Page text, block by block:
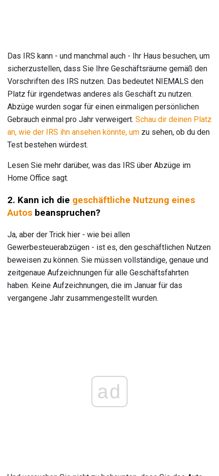
Das IRS kann - und manchmal auch - Ihr Haus besuchen, um
sicherzustellen, dass Sie Ihre Geschäftsräume gemäß den
Vorschriften des IRS nutzen. Das bedeutet NIEMALS den
Platz für irgendetwas anderes als Geschäft zu nutzen.
Abzüge wurden sogar für einen einmaligen persönlichen
Gebrauch einmal pro Jahr verweigert. Schau dir deinen Platz
an, wie der IRS ihn ansehen könnte, um zu sehen, ob du den
Test bestehen würdest.
Lesen Sie mehr darüber, was das IRS über Abzüge im
Home Office sagt.
2. Kann ich die geschäftliche Nutzung eines
Autos beanspruchen?
Ja, aber der Trick hier - wie bei allen
Gewerbesteuerabzügen - ist es, den geschäftlichen Nutzen
beweisen zu können. Sie müssen vollständige, genaue und
zeitgenaue Aufzeichnungen für alle Geschäftsfahrten
haben. Keine Aufzeichnungen, die im Januar für das
vergangene Jahr zusammengestellt wurden.
ad